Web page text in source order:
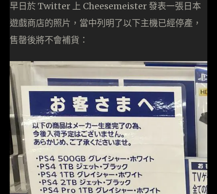
早日於 Twitter 上 Cheesemeister 發表一張日本
遊戲商店的照片，當中列明了以下主機已經停產，
售罄後將不會補貨：